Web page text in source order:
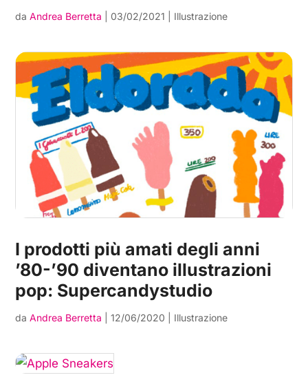
daAndrea Berretta 03/02/2021 Illustrazione
I prodotti più amati degli anni
’80-’90 diventano illustrazioni
pop: Supercandystudio
daAndrea Berretta |12/06/2020 Illustrazione